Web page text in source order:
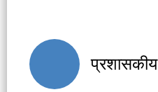
प्रशासकीय